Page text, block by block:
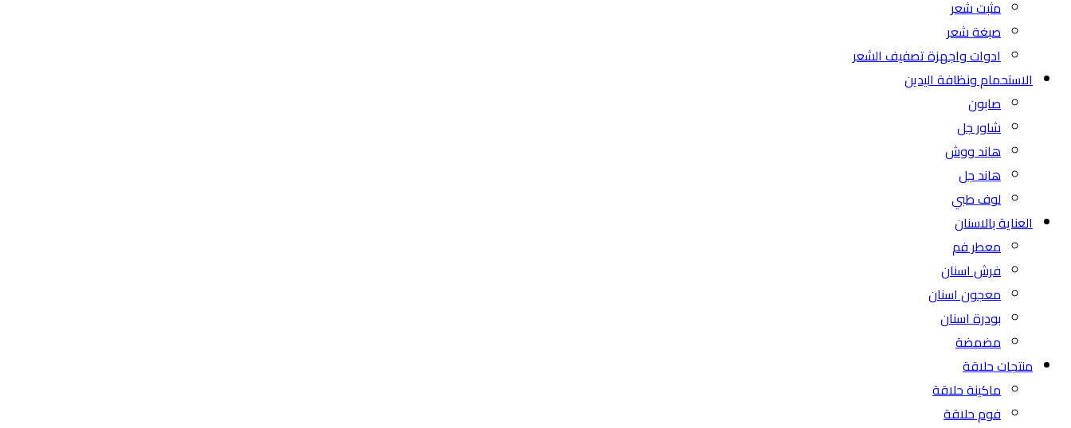
مثبت شعر
صبغة شعر
ادوات واجهزة تصفيف الشعر
الاستحمام ونظافة اليدين
صابون
شاور جل
هاند ووش
هاند جل
لوف طبي
العناية بالاسنان
معطر فم
فرش اسنان
معجون اسنان
بودرة اسنان
مضمضة
منتجات حلاقة
ماكينة حلاقة
فوم حلاقة